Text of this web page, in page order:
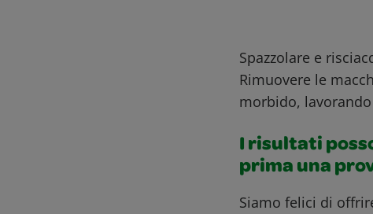
Spazzolare e
Rimuovere le
morbido,
I risultati
prima una
Siamo felici di